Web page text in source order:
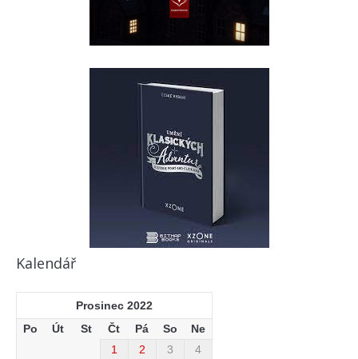
Kalendář
Prosinec 2022
Po
Út St Čt Pá So Ne
1 2 3
4